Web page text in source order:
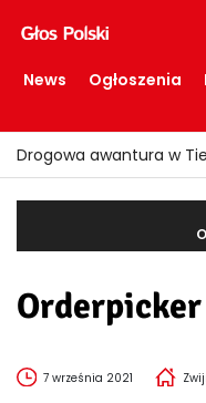
News Ogłoszenia
7 września 2021